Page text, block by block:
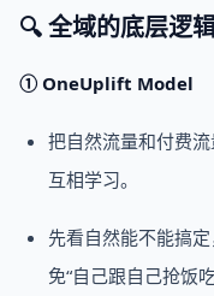
🔍 全域的底层逻
① OneUplift Model
把自然流量和付费流
互相学习。
先看自然能不能搞
免“自己跟自己抢饭吃